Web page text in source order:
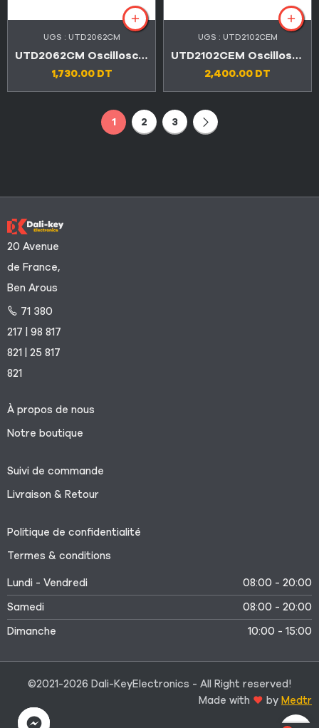
UGS : UTD2062CM
UTD2062CM Oscilloscope numérique à stockage multifonctionnel
1,730.00 DT
UGS : UTD2102CEM
UTD2102CEM Oscilloscope à mémoire numérique
2,400.00 DT
1 2 3
20 Avenue
de France,
Ben Arous
71 380
217 | 98 817
821 | 25 817
821
À propos de nous
Notre boutique
Suivi de commande
Livraison & Retour
Politique de confidentialité
Termes & conditions
Lundi - Vendredi
08:00 - 20:00
Samedi
08:00 - 20:00
Dimanche
10:00 - 15:00
©2021-2026 Dali-KeyElectronics - All Right reserved!
Made with
by Medtr